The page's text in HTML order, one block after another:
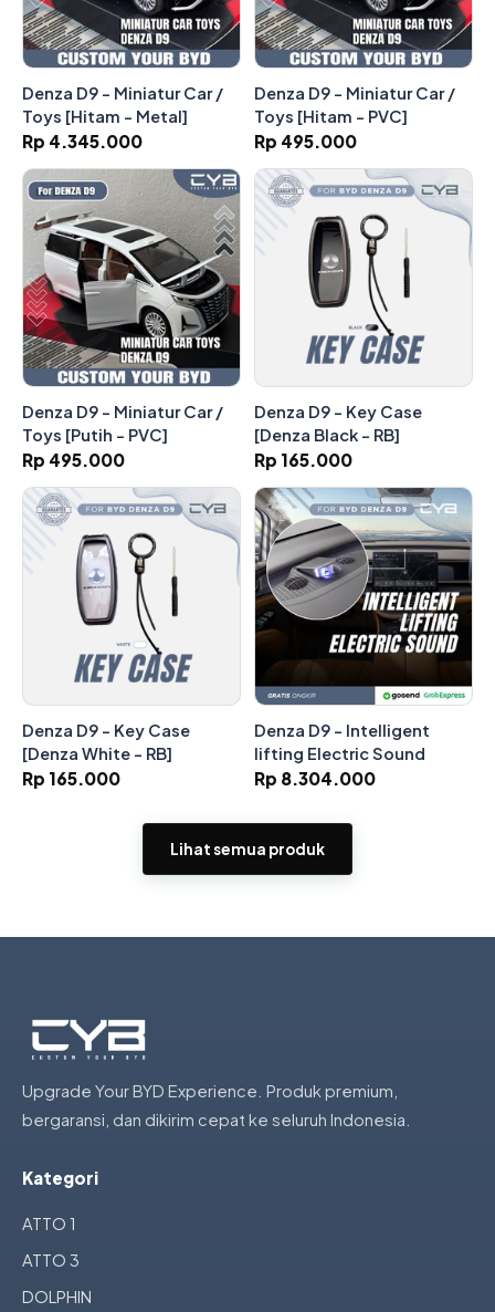
Denza D9 - Miniatur Car /
Toys [Hitam - Metal]
Rp 4.345.000
Denza D9 - Miniatur Car /
Toys [Hitam - PVC]
Rp 495.000
Denza D9 - Miniatur Car /
Toys [Putih - PVC]
Rp 495.000
Denza D9 - Key Case
[Denza Black - RB]
Rp 165.000
Denza D9 - Key Case
[Denza White - RB]
Rp 165.000
Denza D9 - Intelligent
lifting Electric Sound
Rp 8.304.000
Lihat semua produk
Upgrade Your BYD Experience. Produk premium,
bergaransi, dan dikirim cepat ke seluruh Indonesia.
Kategori
ATTO 1
ATTO 3
DOLPHIN